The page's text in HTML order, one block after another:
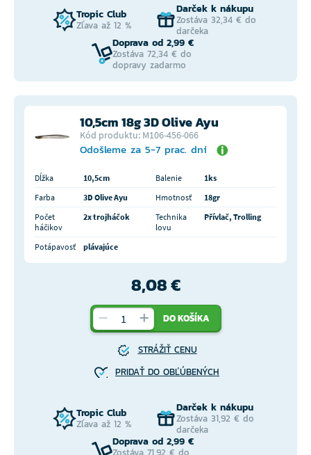
Tropic Club
Zľava až 12 %
Darček k nákupu
Zostáva 32,34 € do
darčeka
Doprava od 2,99 €
Zostáva 72,34 € do
dopravy zadarmo
10,5cm 18g 3D Olive Ayu
Kód produktu: M106-456-066
Odošleme za 5-7 prac. dní
Dĺžka 10,5cm Balenie
1ks
Farba
3D Olive Ayu Hmotnosť
18gr
Počet
háčikov
2x trojháčok
Technika
lovu
Přívlač, Trolling
Potápavosť plávajúce
8,08 €
DO KOŠÍKA
STRÁŽIŤ CENU
PRIDAŤ DO OBĽÚBENÝCH
Tropic Club
Zľava až 12 %
Darček k nákupu
Zostáva 31,92 € do
darčeka
Doprava od 2,99 €
Zostáva 71,92 € do